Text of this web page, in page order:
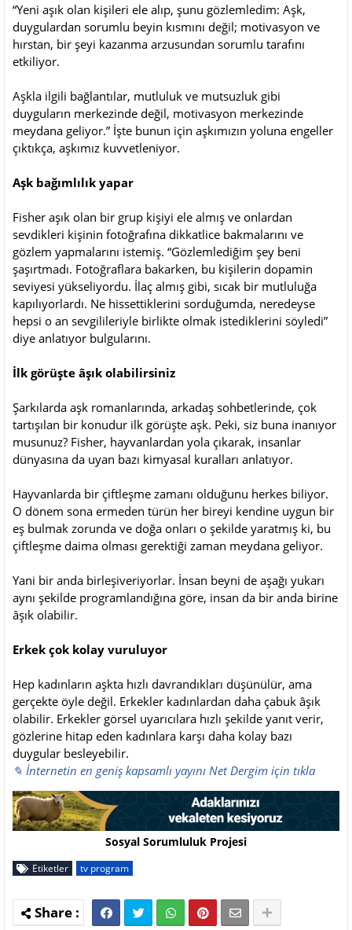
“Yeni aşık olan kişileri ele alıp, şunu gözlemledim: Aşk,
duygulardan sorumlu beyin kısmını değil; motivasyon ve
hırstan, bir şeyi kazanma arzusundan sorumlu tarafını
etkiliyor.
Aşkla ilgili bağlantılar, mutluluk ve mutsuzluk gibi
duyguların merkezinde değil, motivasyon merkezinde
meydana geliyor.” İşte bunun için aşkımızın yoluna engeller
çıktıkça, aşkımız kuvvetleniyor.
Aşk bağımlılık yapar
Fisher aşık olan bir grup kişiyi ele almış ve onlardan
sevdikleri kişinin fotoğrafına dikkatlice bakmalarını ve
gözlem yapmalarını istemiş. “Gözlemlediğim şey beni
şaşırtmadı. Fotoğraflara bakarken, bu kişilerin dopamin
seviyesi yükseliyordu. İlaç almış gibi, sıcak bir mutluluğa
kapılıyorlardı. Ne hissettiklerini sorduğumda, neredeyse
hepsi o an sevgilileriyle birlikte olmak istediklerini söyledi”
diye anlatıyor bulgularını.
İlk görüşte âşık olabilirsiniz
Şarkılarda aşk romanlarında, arkadaş sohbetlerinde, çok
tartışılan bir konudur ilk görüşte aşk. Peki, siz buna inanıyor
musunuz? Fisher, hayvanlardan yola çıkarak, insanlar
dünyasına da uyan bazı kimyasal kuralları anlatıyor.
Hayvanlarda bir çiftleşme zamanı olduğunu herkes biliyor.
O dönem sona ermeden türün her bireyi kendine uygun bir
eş bulmak zorunda ve doğa onları o şekilde yaratmış ki, bu
çiftleşme daima olması gerektiği zaman meydana geliyor.
Yani bir anda birleşiveriyorlar. İnsan beyni de aşağı yukarı
aynı şekilde programlandığına göre, insan da bir anda birine
âşık olabilir.
Erkek çok kolay vuruluyor
Hep kadınların aşkta hızlı davrandıkları düşünülür, ama
gerçekte öyle değil. Erkekler kadınlardan daha çabuk âşık
olabilir. Erkekler görsel uyarıcılara hızlı şekilde yanıt verir,
gözlerine hitap eden kadınlara karşı daha kolay bazı
duygular besleyebilir.
✎ İnternetin en geniş kapsamlı yayını Net Dergim için tıkla
Sosyal Sorumluluk Projesi
Etiketler tv program